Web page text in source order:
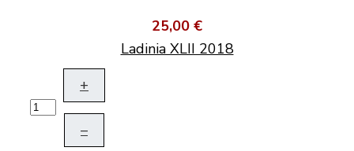
25,00 €
Ladinia XLII 2018
+
–